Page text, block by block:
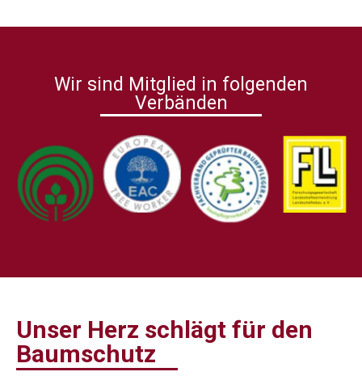
Wir sind Mitglied in folgenden
Verbänden
Unser Herz schlägt für den
Baumschutz